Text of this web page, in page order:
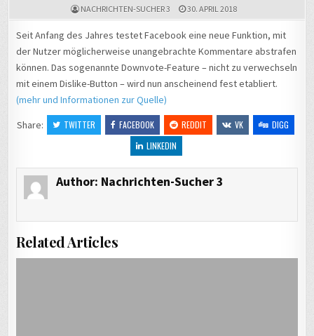
NACHRICHTEN-SUCHER 3 30. APRIL 2018
Seit Anfang des Jahres testet Facebook eine neue Funktion, mit
der Nutzer möglicherweise unangebrachte Kommentare abstrafen
können. Das sogenannte Downvote-Feature – nicht zu verwechseln
mit einem Dislike-Button – wird nun anscheinend fest etabliert.
(mehr und Informationen zur Quelle)
Share:
TWITTER FACEBOOK REDDIT VK
DIGG
LINKEDIN
Author: Nachrichten-Sucher 3
Related Articles